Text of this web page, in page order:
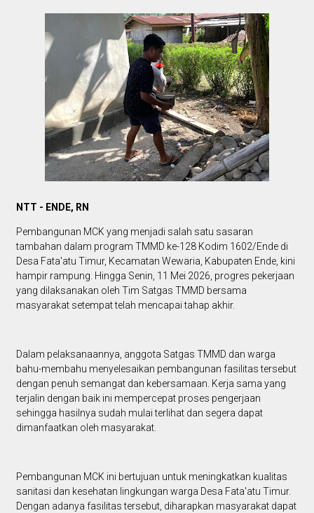
NTT - ENDE, RN
Pembangunan MCK yang menjadi salah satu sasaran
tambahan dalam program TMMD ke-128 Kodim 1602/Ende di
Desa Fata'atu Timur, Kecamatan Wewaria, Kabupaten Ende, kini
hampir rampung. Hingga Senin, 11 Mei 2026, progres pekerjaan
yang dilaksanakan oleh Tim Satgas TMMD bersama
masyarakat setempat telah mencapai tahap akhir.
Dalam pelaksanaannya, anggota Satgas TMMD dan warga
bahu-membahu menyelesaikan pembangunan fasilitas tersebut
dengan penuh semangat dan kebersamaan. Kerja sama yang
terjalin dengan baik ini mempercepat proses pengerjaan
sehingga hasilnya sudah mulai terlihat dan segera dapat
dimanfaatkan oleh masyarakat.
Pembangunan MCK ini bertujuan untuk meningkatkan kualitas
sanitasi dan kesehatan lingkungan warga Desa Fata'atu Timur.
Dengan adanya fasilitas tersebut, diharapkan masyarakat dapat